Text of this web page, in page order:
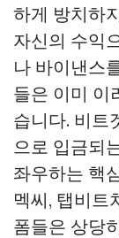
하게 방치하
자신의 수익
나 바이낸스
들은 이미 이
습니다. 비트
으로 입금되
좌우하는 핵
멕씨, 탭비트
폼들은 상당